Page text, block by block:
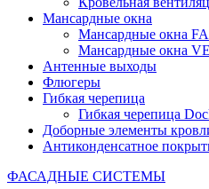
Мансардные окна
Мансардные окна
Мансардные окна
Антенные выходы
Флюгеры
Гибкая черепица
Гибкая черепица
Доборные элементы
Антиконденсатное
ФАСАДНЫЕ СИСТЕМЫ